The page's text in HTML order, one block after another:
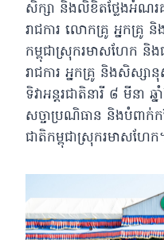
សិក្សា និងលិខិតថ្លែងអំណរ
រាជការ លោកគ្រូ អ្នកគ្រូ
កម្ពុជាស្រុករមាសហែក និង
រាជការ អ្នកគ្រូ និងសិស្សា
ទិវាអន្តរជាតិនារី ៨ មីនា
សច្ចាប្រណិធាន និងបំពាក់កន្
ជាតិកម្ពុជាស្រុករមាសហែ